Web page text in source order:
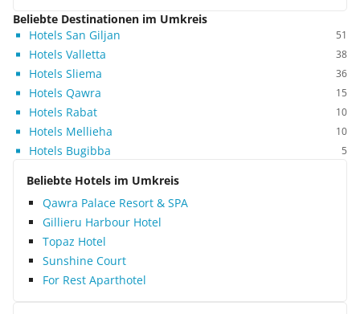
Beliebte Destinationen im Umkreis
Hotels San Giljan
51
Hotels Valletta 38
Hotels Sliema 36
Hotels Qawra 15
Hotels Rabat 10
Hotels Mellieha 10
Hotels Bugibba 5
Beliebte Hotels im Umkreis
Qawra Palace Resort & SPA
Gillieru Harbour Hotel
Topaz Hotel
Sunshine Court
For Rest Aparthotel